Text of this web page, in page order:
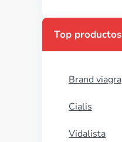
Top productos
Brand viagra
Cialis
Vidalista